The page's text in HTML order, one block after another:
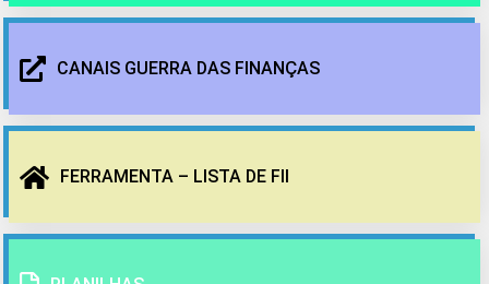
CANAIS GUERRA DAS FINANÇAS
FERRAMENTA – LISTA DE FII